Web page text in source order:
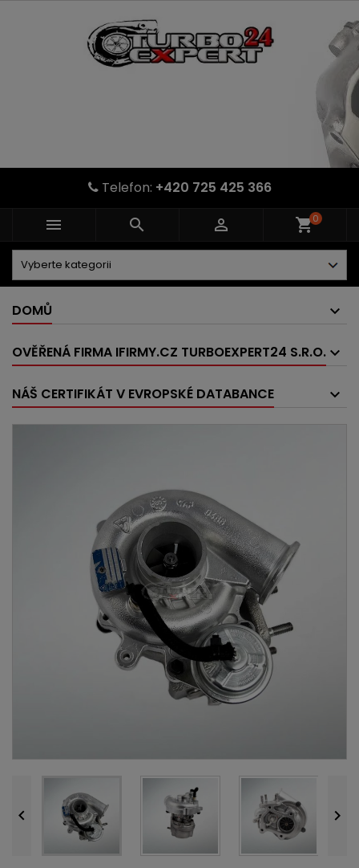
Telefon: +420 725 425 366
   shopping_cart0
DOMŮ
OVĚŘENÁ FIRMA IFIRMY.CZ TURBOEXPERT24 S.R.O.
NÁŠ CERTIFIKÁT V EVROPSKÉ DATABANCE
 